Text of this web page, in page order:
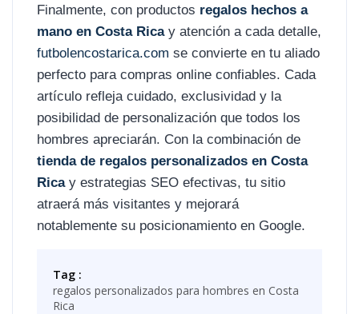
Finalmente, con productos regalos hechos a
mano en Costa Ricay atención a cada detalle,
futbolencostarica.com se convierte en tu aliado
perfecto para compras online confiables. Cada
artículo refleja cuidado, exclusividad y la
posibilidad de personalización que todos los
hombres apreciarán. Con la combinación de
tienda de regalos personalizados en Costa
Ricay estrategias SEO efectivas, tu sitio
atraerá más visitantes y mejorará
notablemente su posicionamiento en Google.
Tag :
regalos personalizados para hombres en Costa
Rica